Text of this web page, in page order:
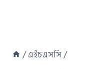
/এইচএসসি/